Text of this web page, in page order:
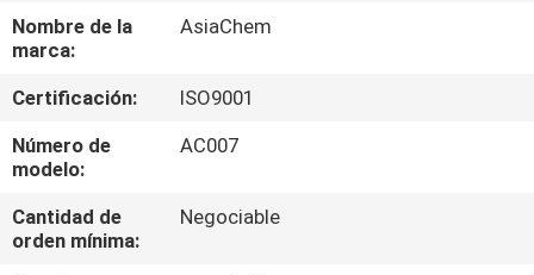
VIAJE
DE
LA
FÁBRICA
CONTROL
Nombre de la
marca:
AsiaChem
Certificación:
ISO9001
Número de
modelo:
AC007
Cantidad de
orden mínima:
Negociable